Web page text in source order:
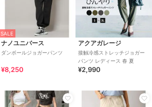
SALE
ナノユニバース
ダンボールジョガーパンツ
¥8,250
アクアガレージ
接触冷感ストレッチジョガー
パンツ レディース 春 夏
¥2,990